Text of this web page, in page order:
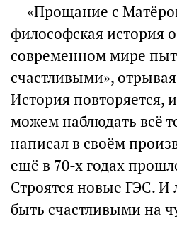
— «Прощание с
философская история
современном мире
счастливыми»,
История повторяется,
можем наблюдать всё
написал в своём
ещё в 70-х годах
Строятся новые ГЭС. И
быть счастливыми на